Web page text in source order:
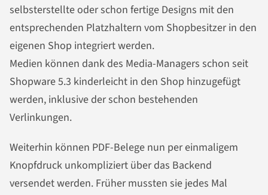
selbsterstellte oder schon fertige Designs mit den
entsprechenden Platzhaltern vom Shopbesitzer in den
eigenen Shop integriert werden.
Medien können dank des Media-Managers schon seit
Shopware 5.3 kinderleicht in den Shop hinzugefügt
werden, inklusive der schon bestehenden
Verlinkungen.
Weiterhin können PDF-Belege nun per einmaligem
Knopfdruck unkompliziert über das Backend
versendet werden. Früher mussten sie jedes Mal